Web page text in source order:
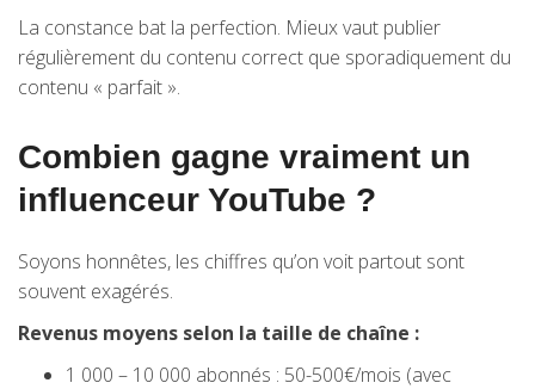
La constance bat la perfection. Mieux vaut publier
régulièrement du contenu correct que sporadiquement du
contenu « parfait ».
Combien gagne vraiment un
influenceur YouTube ?
Soyons honnêtes, les chiffres qu’on voit partout sont
souvent exagérés.
Revenus moyens selon la taille de chaîne :
1 000 – 10 000 abonnés : 50-500€/mois (avec